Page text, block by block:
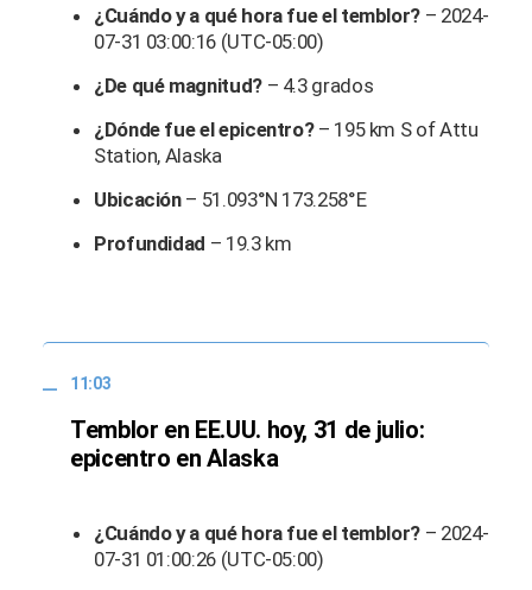
¿Cuándo y a qué hora fue el temblor? – 2024-
07-31 03:00:16 (UTC-05:00)
¿De qué magnitud? – 4.3 grados
¿Dónde fue el epicentro? – 195 km S of Attu
Station, Alaska
Ubicación– 51.093°N 173.258°E
Profundidad – 19.3 km
11:03
Temblor en EE.UU. hoy, 31 de julio:
epicentro en Alaska
¿Cuándo y a qué hora fue el temblor? – 2024-
07-31 01:00:26 (UTC-05:00)